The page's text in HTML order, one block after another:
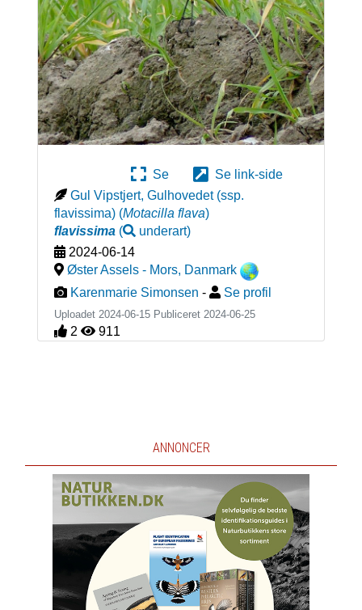
Se
Se link-side
Gul Vipstjert, Gulhovedet (ssp.
flavissima) (Motacilla flava)
flavissima( underart)
2024-06-14
Øster Assels - Mors, Danmark
Karenmarie Simonsen - Se profil
Uploadet 2024-06-15 Publiceret 2024-06-25
2 911
ANNONCER